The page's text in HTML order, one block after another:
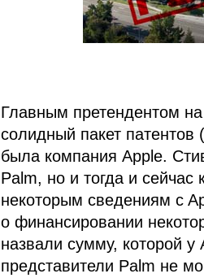
Главным претендентом
солидный пакет
была компания Apple.
Palm, но и тогда и
некоторым сведениям c
о финансировании
назвали сумму, которой у
представители Palm не